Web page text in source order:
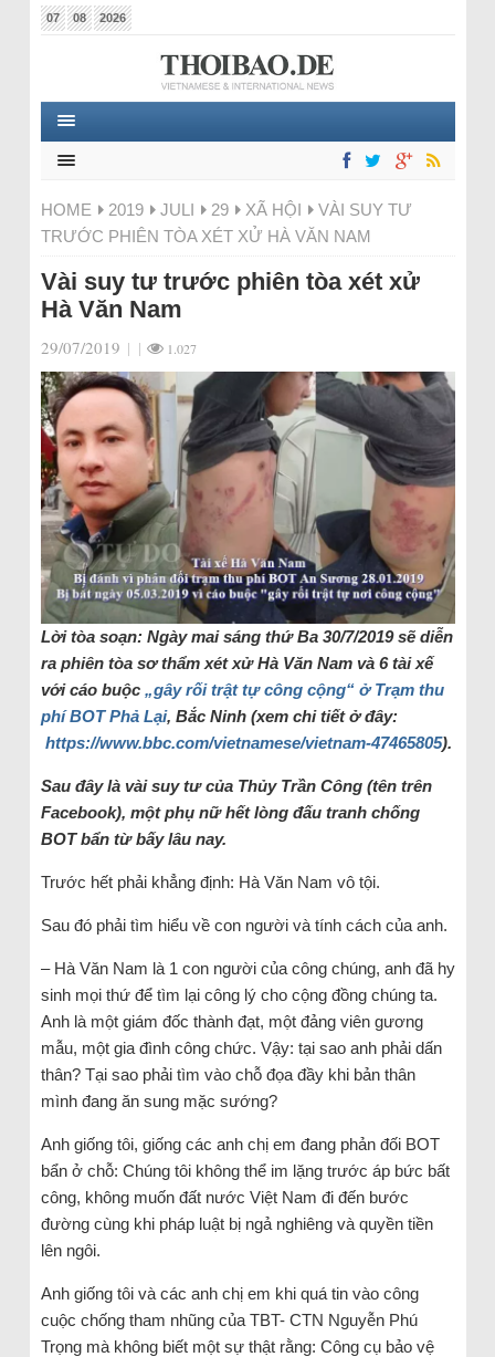
07 08 2026
HOME 2019 JULI 29 XÃ HỘI
VÀI SUY TƯ
TRƯỚC PHIÊN TÒA XÉT XỬ HÀ VĂN NAM
Vài suy tư trước phiên tòa xét xử
Hà Văn Nam
29/07/2019 | | 1.027
Lời tòa soạn: Ngày mai sáng thứ Ba 30/7/2019 sẽ diễn
ra phiên tòa sơ thẩm xét xử Hà Văn Nam và 6 tài xế
với cáo buộc „gây rối trật tự công cộng“ ở Trạm thu
phí BOT Phả Lại, Bắc Ninh (xem chi tiết ở đây:
https://www.bbc.com/vietnamese/vietnam-47465805).
Sau đây là vài suy tư của Thủy Trần Công (tên trên
Facebook), một phụ nữ hết lòng đấu tranh chống
BOT bẩn từ bấy lâu nay.
Trước hết phải khẳng định: Hà Văn Nam vô tội.
Sau đó phải tìm hiểu về con người và tính cách của anh.
– Hà Văn Nam là 1 con người của công chúng, anh đã hy
sinh mọi thứ để tìm lại công lý cho cộng đồng chúng ta.
Anh là một giám đốc thành đạt, một đảng viên gương
mẫu, một gia đình công chức. Vậy: tại sao anh phải dấn
thân? Tại sao phải tìm vào chỗ đọa đầy khi bản thân
mình đang ăn sung mặc sướng?
Anh giống tôi, giống các anh chị em đang phản đối BOT
bẩn ở chỗ: Chúng tôi không thể im lặng trước áp bức bất
công, không muốn đất nước Việt Nam đi đến bước
đường cùng khi pháp luật bị ngả nghiêng và quyền tiền
lên ngôi.
Anh giống tôi và các anh chị em khi quá tin vào công
cuộc chống tham nhũng của TBT- CTN Nguyễn Phú
Trọng mà không biết một sự thật rằng: Công cụ bảo vệ